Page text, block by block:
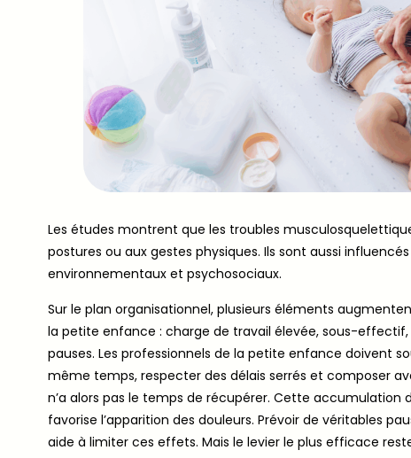
Les études montrent que les troubles
postures ou aux gestes physiques. Ils sont aussi
environnementaux et psychosociaux.
Sur le plan organisationnel, plusieurs éléments
la petite enfance : charge de travail élevée, sous-
pauses. Les professionnels de la petite enfance doivent
même temps, respecter des délais serrés et composer
n’a alors pas le temps de récupérer. Cette
favorise l’apparition des douleurs. Prévoir de véritables
aide à limiter ces effets. Mais le levier le plus efficace